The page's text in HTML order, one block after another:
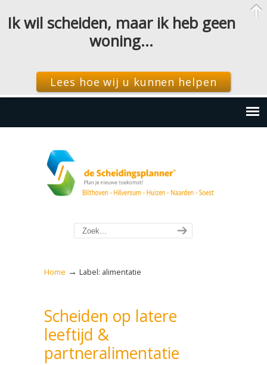
Home → Label: alimentatie
Scheiden op latere
leeftijd &
partneralimentatie
Ik wil scheiden, maar ik heb geen
woning…
Lees hoe wij u kunnen helpen